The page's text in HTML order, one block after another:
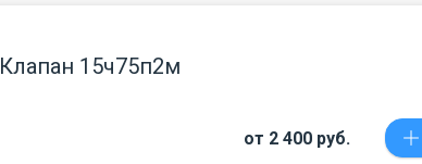
Клапан 15ч75п2м
от 2 400 руб.